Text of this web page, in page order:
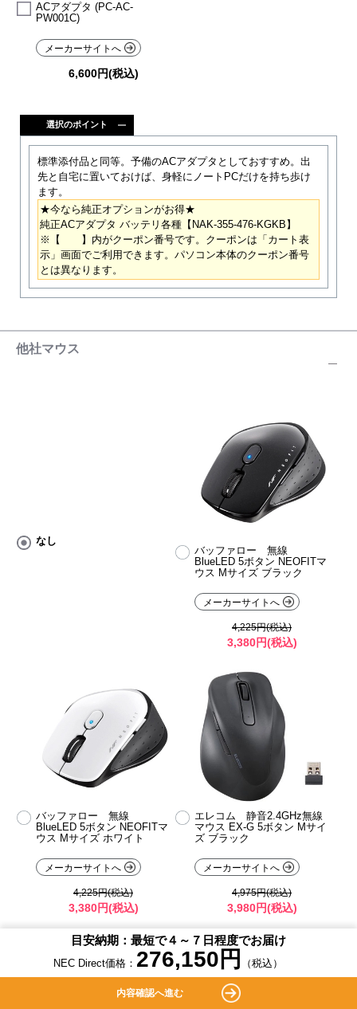
ACアダプタ (PC-AC-
PW001C)
メーカーサイトへ
6,600円(税込)
選択のポイント
標準添付品と同等。予備のACアダプタとしておすすめ。出
先と自宅に置いておけば、身軽にノートPCだけを持ち歩け
ます。
★今なら純正オプションがお得★
純正ACアダプタ バッテリ各種【NAK-355-476-KGKB】
※【 】内がクーポン番号です。クーポンは「カート表
示」画面でご利用できます。パソコン本体のクーポン番号
とは異なります。
他社マウス
なし
バッファロー 無線
BlueLED 5ボタン NEOFITマ
ウス Mサイズ ブラック
メーカーサイトへ
4,225円(税込)
3,380円(税込)
バッファロー 無線
BlueLED 5ボタン NEOFITマ
ウス Mサイズ ホワイト
メーカーサイトへ
4,225円(税込)
3,380円(税込)
エレコム 静音2.4GHz無線
マウス EX-G 5ボタン Mサイ
ズ ブラック
メーカーサイトへ
4,975円(税込)
3,980円(税込)
目安納期：最短で４～７日程度でお届け
NEC Direct価格： 276,150 円 （税込）
内容確認へ進む